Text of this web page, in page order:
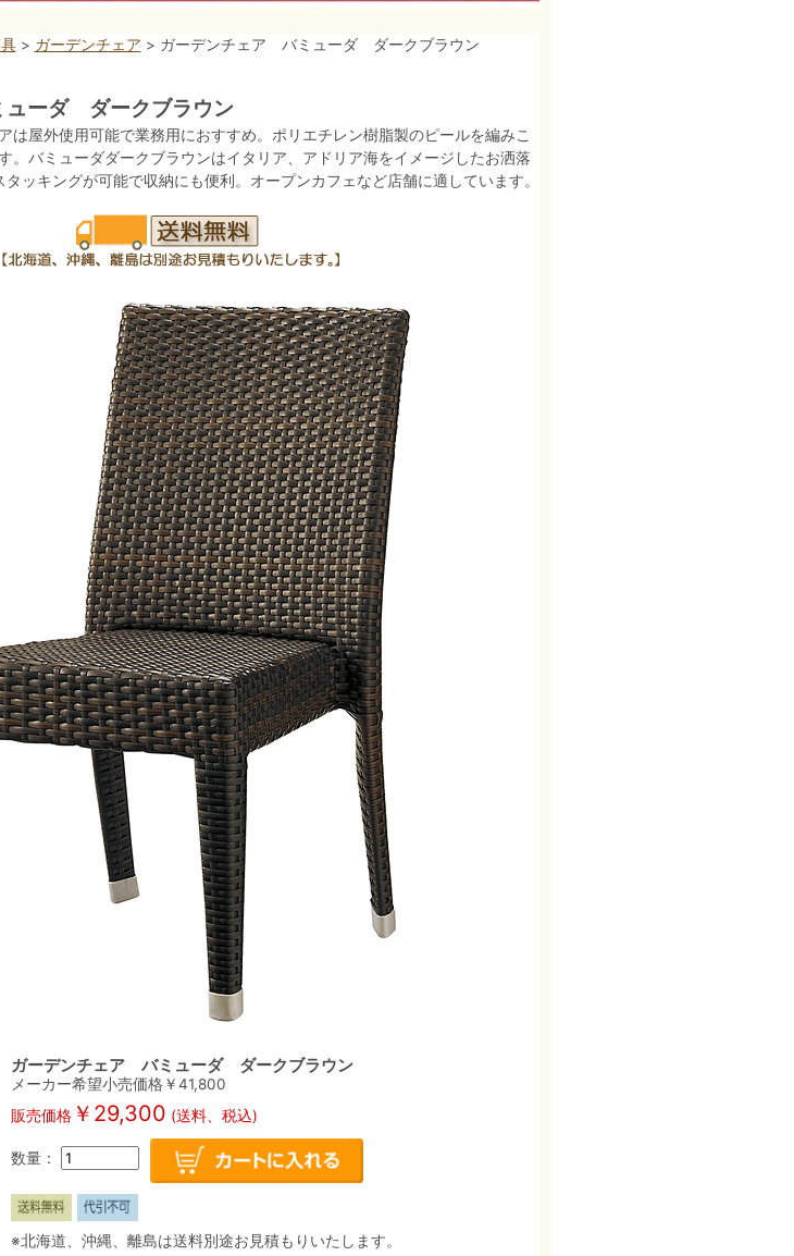
> ガーデンチェア > ガーデンチェア バミューダ ダークブラウン
ーダ ダークブラウン
は屋外使用可能で業務用におすすめ。ポリエチレン樹脂製のピールを編みこ
。バミューダダークブラウンはイタリア、アドリア海をイメージしたお洒落
ッキングが可能で収納にも便利。オープンカフェなど店舗に適しています。
ガーデンチェア バミューダ ダークブラウン
メーカー希望小売価格￥41,800
販売価格￥ 29,300 (送料、税込)
数量：
※北海道、沖縄、離島は送料別途お見積もりいたします。